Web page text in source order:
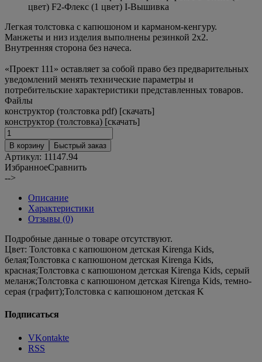
цвет) F2-Флекс (1 цвет) I-Вышивка
Легкая толстовка с капюшоном и карманом-кенгуру.
Манжеты и низ изделия выполнены резинкой 2х2.
Внутренняя сторона без начеса.
«Проект 111» оставляет за собой право без предварительных
уведомлений менять технические параметры и
потребительские характеристики представленных товаров.
Файлы
конструктор (толстовка pdf) [скачать]
конструктор (толстовка) [скачать]
В корзину Быстрый заказ
Артикул: 11147.94
ИзбранноеСравнить
-->
Описание
Характеристики
Отзывы (0)
Подробные данные о товаре отсутствуют.
Цвет: Толстовка с капюшоном детская Kirenga Kids,
белая;Толстовка с капюшоном детская Kirenga Kids,
красная;Толстовка с капюшоном детская Kirenga Kids, серый
меланж;Толстовка с капюшоном детская Kirenga Kids, темно-
серая (графит);Толстовка с капюшоном детская K
Подписаться
VKontakte
RSS